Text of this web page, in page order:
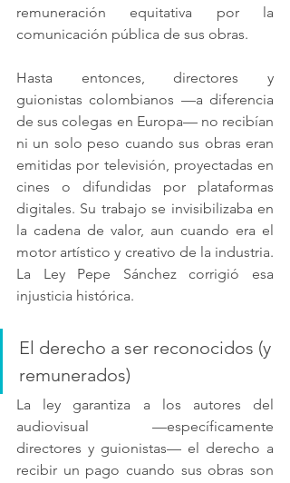
remuneración equitativa por la
comunicación pública de sus obras.
Hasta entonces, directores y
guionistas colombianos —a diferencia
de sus colegas en Europa— no recibían
ni un solo peso cuando sus obras eran
emitidas por televisión, proyectadas en
cines o difundidas por plataformas
digitales. Su trabajo se invisibilizaba en
la cadena de valor, aun cuando era el
motor artístico y creativo de la industria.
La Ley Pepe Sánchez corrigió esa
injusticia histórica.
El derecho a ser reconocidos (y
remunerados)
La ley garantiza a los autores del
audiovisual —específicamente
directores y guionistas— el derecho a
recibir un pago cuando sus obras son